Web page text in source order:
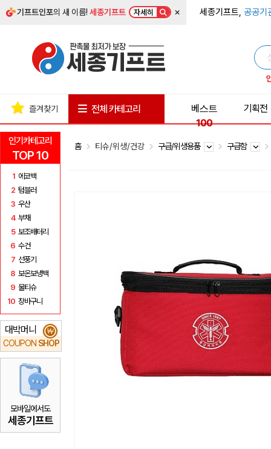
기프트인포의 새 이름!세종기프트 자세히 × 세종기프트, 공공기
인기카테고리
TOP 10
1 에코백
2 텀블러
3 우산
4 부채
5 보조배터리
6 수건
7 선풍기
8 보온보냉백
9 물티슈
10 장바구니
대박머니
COUPON SHOP
₩
모바일에서도
세종기프트
즐겨찾기 전체 카테고리
베스트
100
기획전
홈 티슈/위생/건강 구급/위생용품 구급함